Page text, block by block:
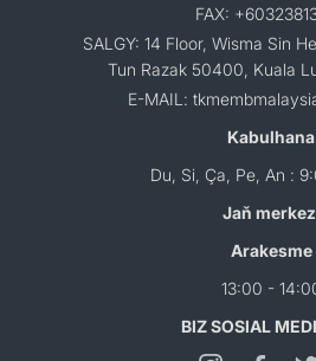
FAX:
SALGY: 14 Floor, Wisma Sin
Tun Razak 50400, Kuala
E-MAIL:
Kabulhana
Du, Si, Ça, Pe, An :
Jaň
Arakesme
13:00 -
BIZ SOSIAL